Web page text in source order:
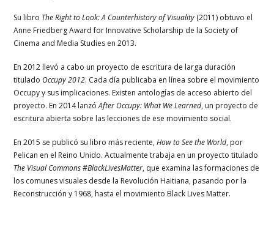
Su libro The Right to Look: A Counterhistory of Visuality (2011) obtuvo el
Anne Friedberg Award for Innovative Scholarship de la Society of
Cinema and Media Studies en 2013.
En 2012 llevó a cabo un proyecto de escritura de larga duración
tituladoOccupy 2012. Cada día publicaba en línea sobre el movimiento
Occupy y sus implicaciones. Existen antologías de acceso abierto del
proyecto. En 2014 lanzóAfter Occupy: What We Learned, un proyecto de
escritura abierta sobre las lecciones de ese movimiento social.
En 2015 se publicó su libro más reciente,How to See the World, por
Pelican en el Reino Unido. Actualmente trabaja en un proyecto titulado
The Visual Commons #BlackLivesMatter, que examina las formaciones de
los comunes visuales desde la Revolución Haitiana, pasando por la
Reconstrucción y 1968, hasta el movimiento Black Lives Matter.